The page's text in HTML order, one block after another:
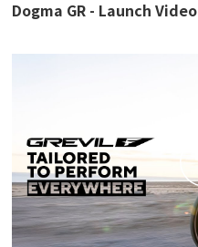
Dogma GR - Launch Video